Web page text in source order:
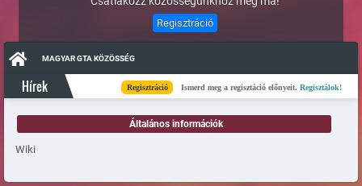
Regisztráció
MAGYAR GTA KÖZÖSSÉG
Hírek Regisztráció Ismerd meg a regisztáció előnyeit.Regisztálok!
Általános információk
Wiki